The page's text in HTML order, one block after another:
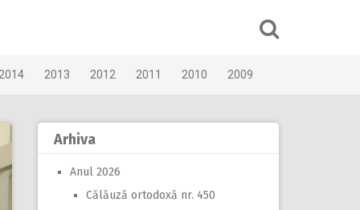
2013 2012 2011 2010 2009
Arhiva
Anul 2026
Călăuză ortodoxă nr. 450